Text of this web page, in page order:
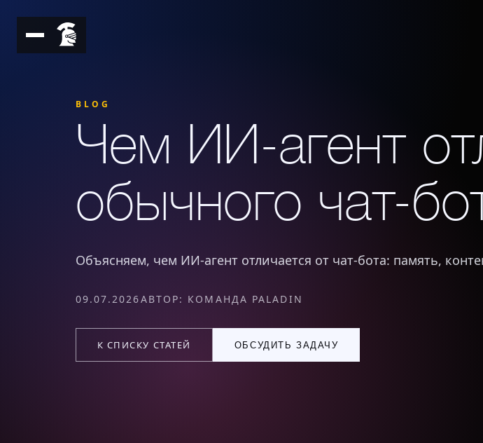
BLOG
Чем ИИ-агент
обычного чат-
Объясняем, чем ИИ-агент отличается от чат-бота: память,
09.07.2026АВТОР: КОМАНДА PALADIN
К СПИСКУ СТАТЕЙ ОБСУДИТЬ ЗАДАЧУ